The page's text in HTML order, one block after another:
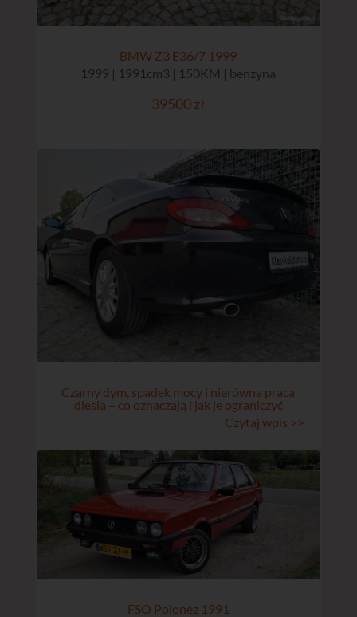
BMW Z3 E36/7 1999
1999 | 1991cm3 | 150KM | benzyna
39500 zł
Czarny dym, spadek mocy i nierówna praca
diesla – co oznaczają i jak je ograniczyć
Czytaj wpis >>
FSO Polonez 1991